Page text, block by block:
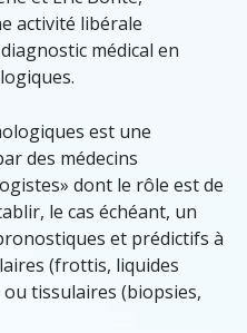
activité libérale
médical en
est une
des médecins
dont le rôle est de
le cas échéant, un
et prédictifs à
(frottis, liquides
tissulaires (biopsies,